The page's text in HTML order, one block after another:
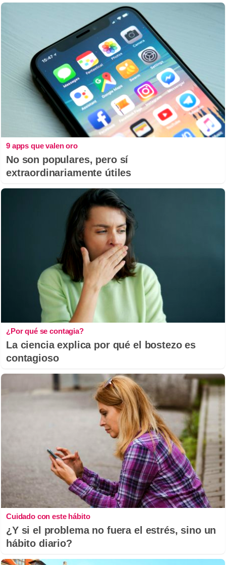
9 apps que valen oro
No son populares, pero sí
extraordinariamente útiles
¿Por qué se contagia?
La ciencia explica por qué el bostezo es
contagioso
Cuidado con este hábito
¿Y si el problema no fuera el estrés, sino un
hábito diario?